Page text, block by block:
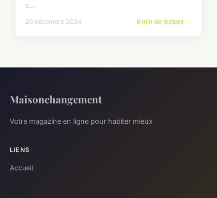
c...
20 décembre 2024 6 min de lecture →
Maisonchangement
Votre magazine en ligne pour habiter mieux
LIENS
Accueil